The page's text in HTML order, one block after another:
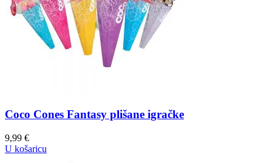
Coco Cones Fantasy plišane igračke
9,99 €
U košaricu